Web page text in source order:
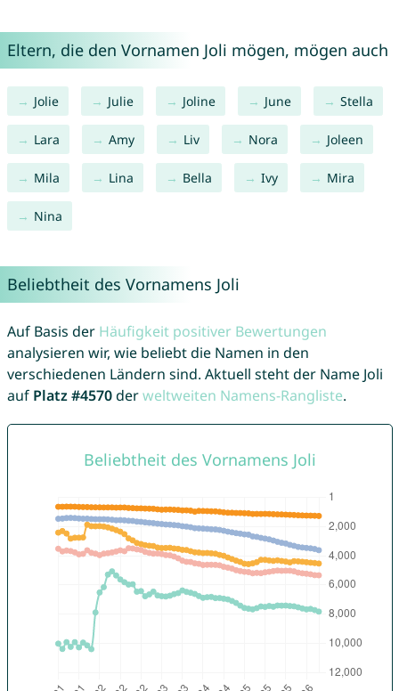
Eltern, die den Vornamen Joli mögen, mögen auch
Jolie Julie Joline June Stella
Lara Amy Liv Nora Joleen
Mila Lina Bella Ivy Mira
Nina
Beliebtheit des Vornamens Joli
Auf Basis der Häufigkeit positiver Bewertungen
analysieren wir, wie beliebt die Namen in den
verschiedenen Ländern sind. Aktuell steht der Name Joli
auf Platz #4570derweltweiten Namens-Rangliste.